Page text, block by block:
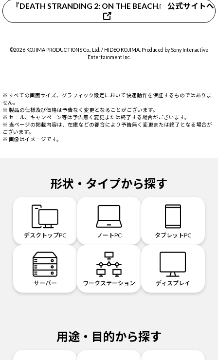
『DEATH STRANDING 2: ON THE BEACH』 公式サイトへ
©2026 KOJIMA PRODUCTIONS Co., Ltd. / HIDEO KOJIMA. Produced by Sony Interactive
Entertainment Inc.
※ すべての画面サイズ、グラフィック設定において快適動作を保証するものではありま
せん。
※ 製品の仕様及び価格は予告なく変更となることがございます。
※ セール、キャンペーン等は予告無く変更または終了する場合がございます。
※ 当ページの掲載内容は、在庫などの都合により予告無く変更または終了となる場合が
ございます。
※ 画像はイメージです。
形状・タイプから探す
デスクトップPC ノートPC タブレットPC
サーバー ワークステーション ディスプレイ
用途・目的から探す